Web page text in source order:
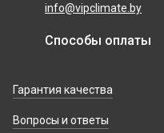
info@vipclimate.by
Способы оплаты
Гарантия качества
Вопросы и ответы